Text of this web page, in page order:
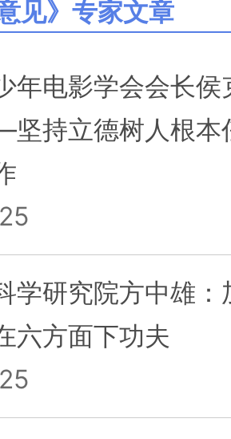
见》专家文章
年电影学会会长
持立德树人根本
学研究院方中雄
六方面下功夫